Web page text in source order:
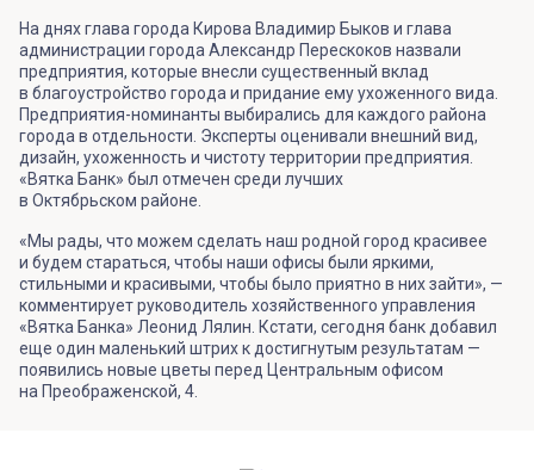
На днях глава города Кирова Владимир Быков и глава
администрации города Александр Перескоков назвали
предприятия, которые внесли существенный вклад
в благоустройство города и придание ему ухоженного вида.
Предприятия-номинанты выбирались для каждого района
города в отдельности. Эксперты оценивали внешний вид,
дизайн, ухоженность и чистоту территории предприятия.
«Вятка Банк» был отмечен среди лучших
в Октябрьском районе.
«Мы рады, что можем сделать наш родной город красивее
и будем стараться, чтобы наши офисы были яркими,
стильными и красивыми, чтобы было приятно в них зайти», —
комментирует руководитель хозяйственного управления
«Вятка Банка» Леонид Лялин. Кстати, сегодня банк добавил
еще один маленький штрих к достигнутым результатам —
появились новые цветы перед Центральным офисом
на Преображенской, 4.